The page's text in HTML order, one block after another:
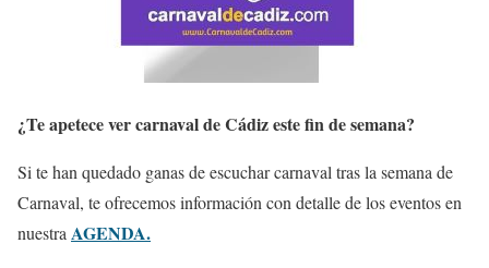
¿Te apetece ver carnaval de Cádiz este fin de semana?
Si te han quedado ganas de escuchar carnaval tras la semana de
Carnaval, te ofrecemos información con detalle de los eventos en
nuestra AGENDA.